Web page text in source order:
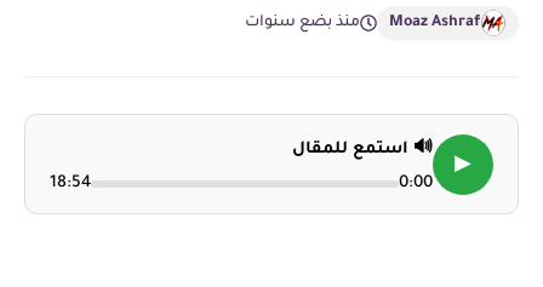
Moaz Ashraf منذ بضع سنوات
▶
🔊 استمع للمقال
0:00
18:54